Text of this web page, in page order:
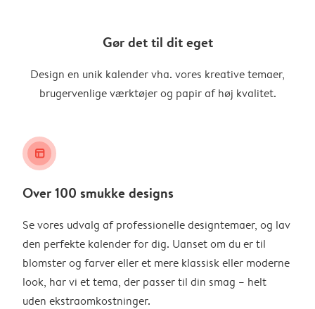
Gør det til dit eget
Design en unik kalender vha. vores kreative temaer,
brugervenlige værktøjer og papir af høj kvalitet.
layout_alt
Over 100 smukke designs
Se vores udvalg af professionelle designtemaer, og lav
den perfekte kalender for dig. Uanset om du er til
blomster og farver eller et mere klassisk eller moderne
look, har vi et tema, der passer til din smag – helt
uden ekstraomkostninger.